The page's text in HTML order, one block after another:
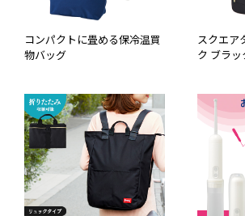
コンパクトに畳める保冷温買
物バッグ
スクエア
ク ブラッ